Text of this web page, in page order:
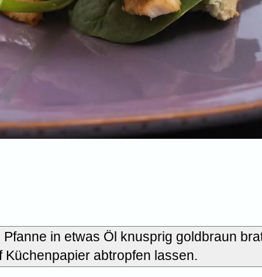
in etwas Öl knusprig goldbraun
abtropfen lassen.